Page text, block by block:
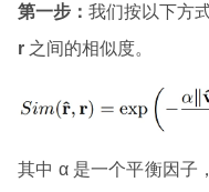
第一步：我们按以下方
r 之间的相似度。
其中 α 是一个平衡因子